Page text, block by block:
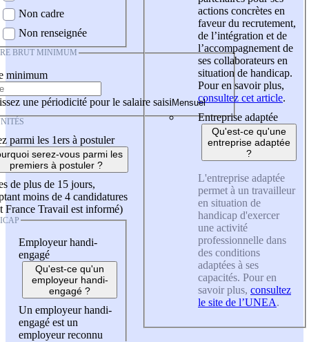
Non cadre
Non renseignée
BRUT MINIMUM
minimum
une périodicité pour le salaire saisi
parmi les 1ers à postuler
serez-vous parmi les
premiers à postuler ?
de plus de 15 jours,
moins de 4 candidatures
France Travail est informé)
Employeur handi-
engagé
Qu'est-ce qu'un
employeur handi-
engagé ?
Un employeur handi-
engagé est un
employeur reconnu
actions concrètes en
faveur du recrutement,
de l’intégration et de
l’accompagnement de
ses collaborateurs en
situation de handicap.
Pour en savoir plus,
consultez cet article.
Entreprise adaptée
Qu'est-ce qu'une
entreprise adaptée
?
L'entreprise adaptée
permet à un travailleur
en situation de
handicap d'exercer
une activité
professionnelle dans
des conditions
adaptées à ses
capacités. Pour en
savoir plus, consultez
le site de l’UNEA.